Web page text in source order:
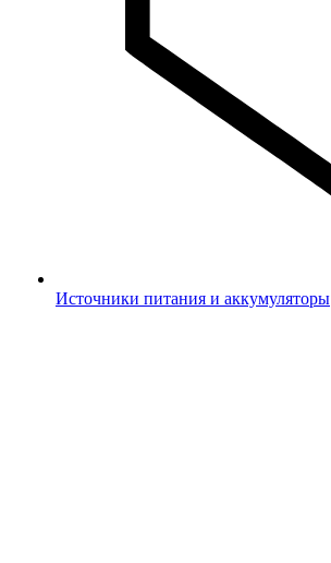
Источники питания и аккумуляторы